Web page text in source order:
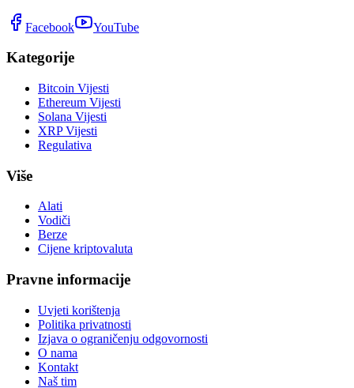
Facebook YouTube
Kategorije
Bitcoin Vijesti
Ethereum Vijesti
Solana Vijesti
XRP Vijesti
Regulativa
Više
Alati
Vodiči
Berze
Cijene kriptovaluta
Pravne informacije
Uvjeti korištenja
Politika privatnosti
Izjava o ograničenju odgovornosti
O nama
Kontakt
Naš tim